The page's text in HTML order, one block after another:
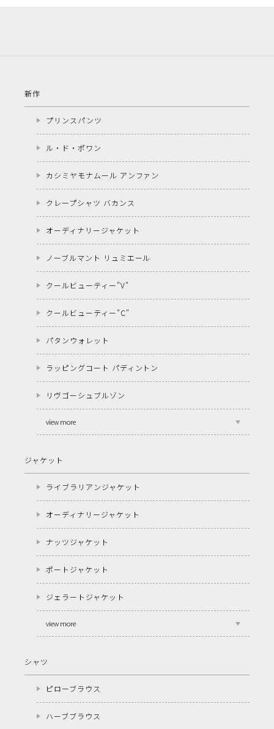
新作
プリンスパンツ
ル・ド・ポワン
カシミヤモナムール アンファン
クレープシャツ バカンス
オーディナリージャケット
ノーブルマント リュミエール
クールビューティー"V"
クールビューティー"C"
パタンウォレット
ラッピングコート パディントン
リヴゴーシュブルゾン
view more
ジャケット
ライブラリアンジャケット
オーディナリージャケット
ナッツジャケット
ポートジャケット
ジェラートジャケット
view more
シャツ
ピローブラウス
ハーブブラウス